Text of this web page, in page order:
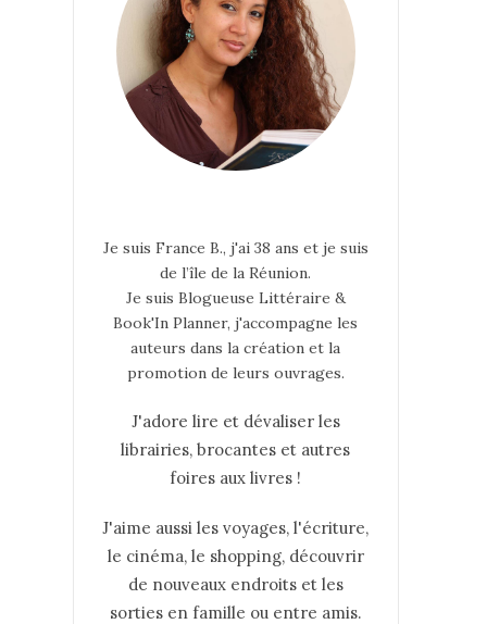
Je suis France B., j'ai 38 ans et je suis
de l’île de la Réunion.
Je suis Blogueuse Littéraire &
Book'In Planner, j'accompagne les
auteurs dans la création et la
promotion de leurs ouvrages.
J'adore lire et dévaliser les
librairies, brocantes et autres
foires aux livres !
J'aime aussi les voyages, l'écriture,
le cinéma, le shopping, découvrir
de nouveaux endroits et les
sorties en famille ou entre amis.